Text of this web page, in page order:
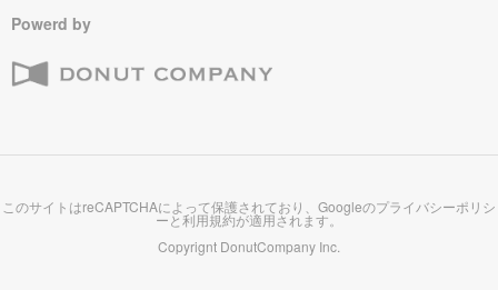
Powerd by
このサイトはreCAPTCHAによって保護されており、Googleのプライバシーポリシ
ーと利用規約が適用されます。
Copyrignt DonutCompany Inc.